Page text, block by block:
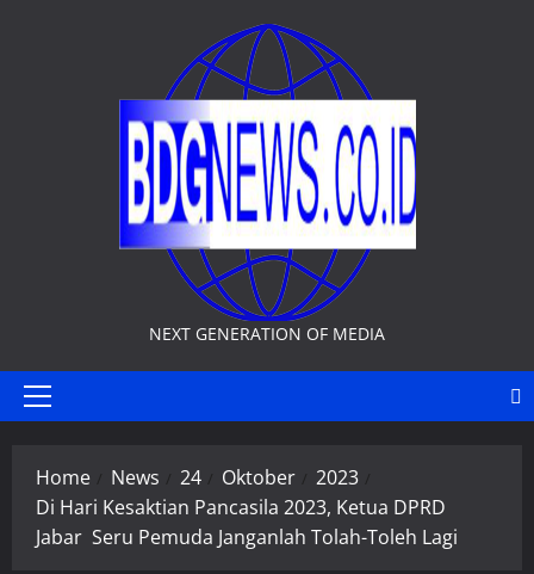
NEXT GENERATION OF MEDIA
Primary
Home News 24 Oktober
2023
Di Hari Kesaktian Pancasila 2023, Ketua DPRD
Jabar Seru Pemuda Janganlah Tolah-Toleh Lagi